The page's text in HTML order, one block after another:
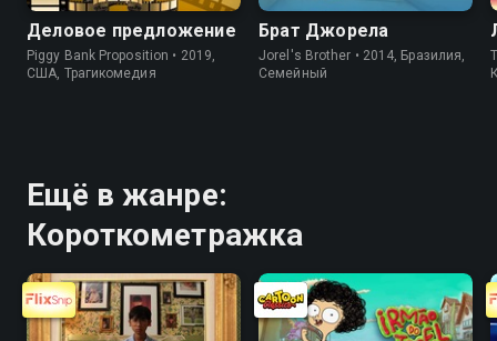
Деловое предложение
Piggy Bank Proposition • 2019,
США, Трагикомедия
Брат Джорела
Jorel's Brother • 2014, Бразилия,
Cемейный
Ещё в жанре:
Короткометражка